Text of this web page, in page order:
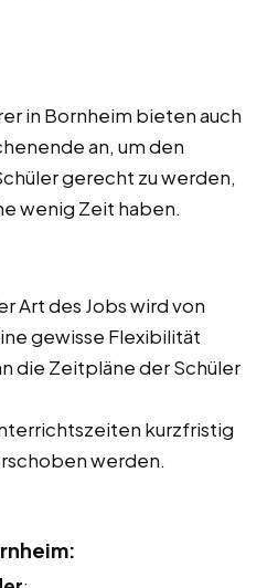
in Bornheim bieten auch
an, um den
gerecht zu werden,
wenig Zeit haben.
Art des Jobs wird von
gewisse Flexibilität
die Zeitpläne der Schüler
kurzfristig
werden.